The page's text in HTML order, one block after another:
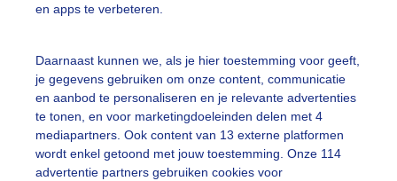
en apps te verbeteren.
Daarnaast kunnen we, als je hier toestemming voor geeft,
je gegevens gebruiken om onze content, communicatie
en aanbod te personaliseren en je relevante advertenties
te tonen, en voor marketingdoeleinden delen met 4
mediapartners. Ook content van 13 externe platformen
wordt enkel getoond met jouw toestemming. Onze 114
advertentie partners gebruiken cookies voor
Zonsopkomst
slideshow